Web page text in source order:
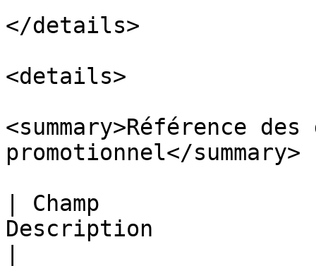
</details>
<details>
<summary>Référence
promotionnel</summary>
| Champ
Description